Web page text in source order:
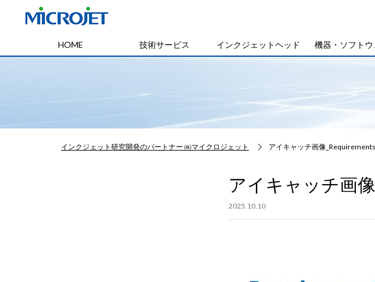
HOME 技術サービス インクジェットヘッド 機器・ソフトウ
インクジェット研究開発のパートナー ㈱マイクロジェット アイキャッチ画像_Requirements
アイキャッチ画
2025.10.10